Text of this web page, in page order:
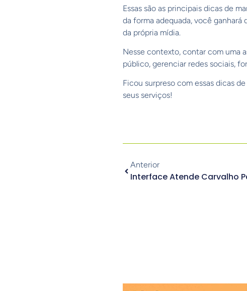
Essas são as principais dicas de
da forma adequada, você
da própria mídia.
Nesse contexto, contar com uma
público, gerenciar redes sociais,
Ficou surpreso com essas dicas
seus serviços!
Anterior